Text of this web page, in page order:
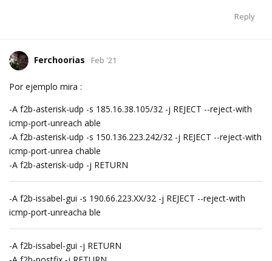
Reply
Ferchoorias Feb '21
Por ejemplo mira :
-A f2b-asterisk-udp -s 185.16.38.105/32 -j REJECT --reject-with
icmp-port-unreach able
-A f2b-asterisk-udp -s 150.136.223.242/32 -j REJECT --reject-with
icmp-port-unrea chable
-A f2b-asterisk-udp -j RETURN
-A f2b-issabel-gui -s 190.66.223.XX/32 -j REJECT --reject-with
icmp-port-unreacha ble
-A f2b-issabel-gui -j RETURN